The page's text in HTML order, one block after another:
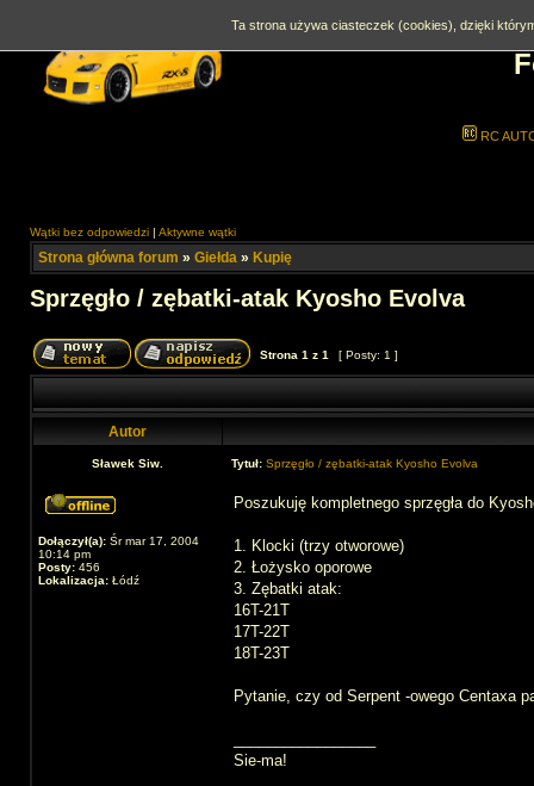
RC
Wątki bez odpowiedzi | Aktywne wątki
Strona główna forum » Giełda » Kupię
Sprzęgło / zębatki-atak Kyosho Evolva
Strona 1 z 1 [ Posty: 1 ]
Autor
Sławek Siw. Tytuł: Sprzęgło / zębatki-atak Kyosho Evolva
Dołączył(a): Śr mar 17, 2004
10:14 pm
Posty: 456
Lokalizacja: Łódź
Poszukuję kompletnego sprzęgła do
1. Klocki (trzy otworowe)
2. Łożysko oporowe
3. Zębatki atak:
16T-21T
17T-22T
18T-23T
Pytanie, czy od Serpent -owego Centaxa
Sie-ma!
Ta strona używa ciasteczek (cookies), dzięki